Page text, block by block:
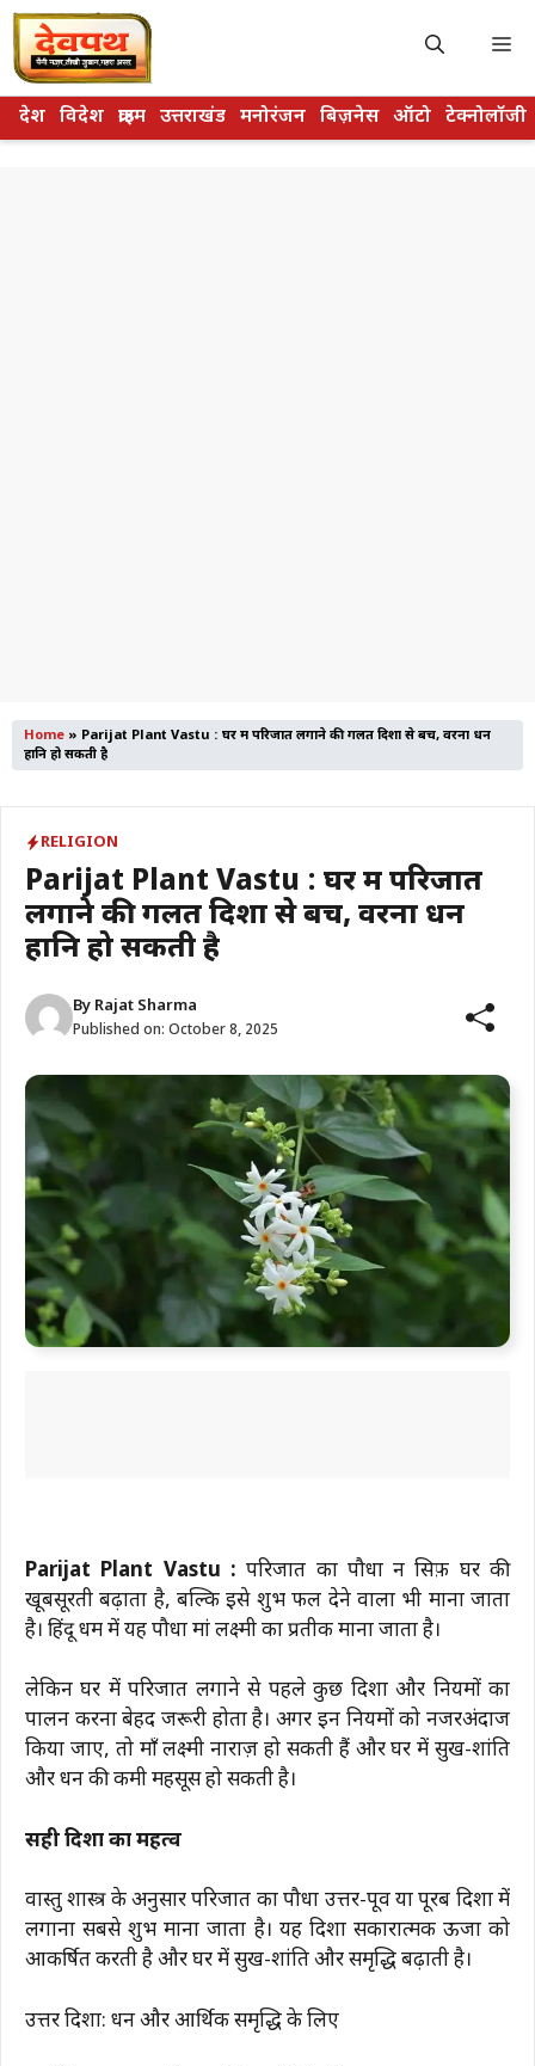
Skip
to
content
देश विदेश क्राइम उत्तराखंड मनोरंजन बिज़नेस ऑटो टेक्नोलॉजी
Home » Parijat Plant Vastu : घर में परिजात लगाने की गलत दिशा से बचें, वरना धन
हानि हो सकती है
RELIGION
Parijat Plant Vastu : घर में परिजात
लगाने की गलत दिशा से बचें, वरना धन
हानि हो सकती है
By Rajat Sharma
Published on: October 8, 2025
Parijat Plant Vastu :परिजात का पौधा न सिर्फ़ घर की
खूबसूरती बढ़ाता है, बल्कि इसे शुभ फल देने वाला भी माना जाता
है। हिंदू धर्म में यह पौधा मां लक्ष्मी का प्रतीक माना जाता है।
लेकिन घर में परिजात लगाने से पहले कुछ दिशा और नियमों का
पालन करना बेहद जरूरी होता है। अगर इन नियमों को नजरअंदाज
किया जाए, तो माँ लक्ष्मी नाराज़ हो सकती हैं और घर में सुख-शांति
और धन की कमी महसूस हो सकती है।
सही दिशा का महत्व
वास्तु शास्त्र के अनुसार परिजात का पौधा उत्तर-पूर्व या पूरब दिशा में
लगाना सबसे शुभ माना जाता है। यह दिशा सकारात्मक ऊर्जा को
आकर्षित करती है और घर में सुख-शांति और समृद्धि बढ़ाती है।
उत्तर दिशा: धन और आर्थिक समृद्धि के लिए